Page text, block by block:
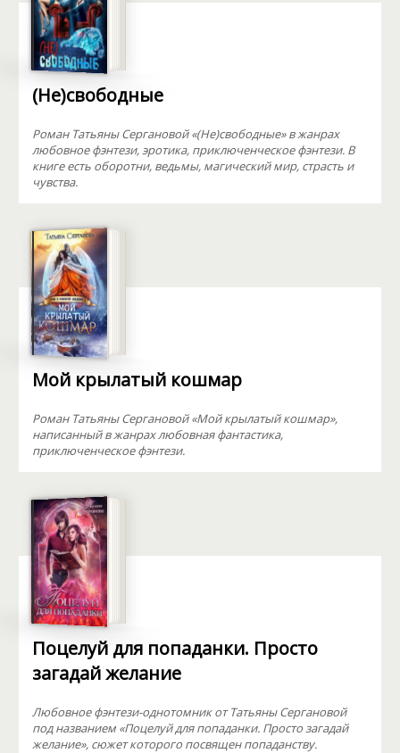
(Не)свободные
Роман Татьяны Сергановой «(Не)свободные» в жанрах
любовное фэнтези, эротика, приключенческое фэнтези. В
книге есть оборотни, ведьмы, магический мир, страсть и
чувства.
Мой крылатый кошмар
Роман Татьяны Сергановой «Мой крылатый кошмар»,
написанный в жанрах любовная фантастика,
приключенческое фэнтези.
Поцелуй для попаданки. Просто
загадай желание
Любовное фэнтези-однотомник от Татьяны Сергановой
под названием «Поцелуй для попаданки. Просто загадай
желание», сюжет которого посвящен попаданству.